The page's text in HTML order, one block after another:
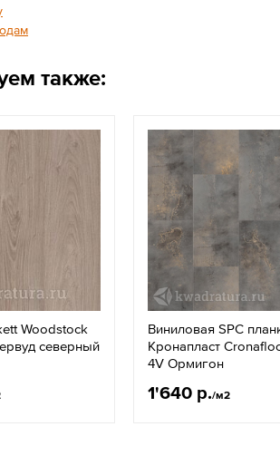
также:
Woodstock
северный
Виниловая SPC
Кронапласт
4V Ормигон
1'640 р./м2